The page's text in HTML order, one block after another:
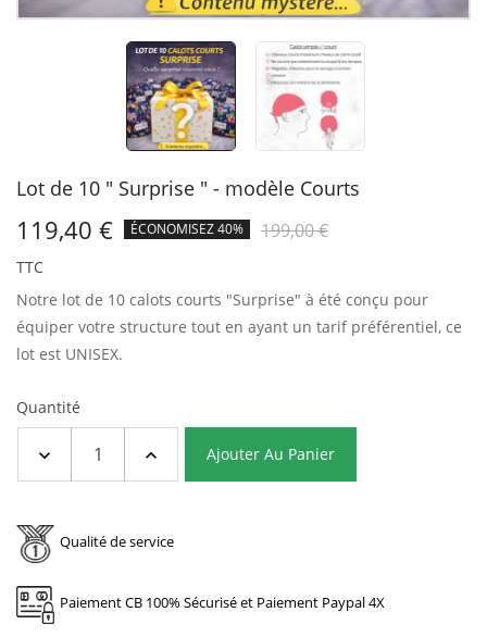
Lot de 10 " Surprise " - modèle Courts
119,40 € ÉCONOMISEZ 40% 199,00 €
TTC
Notre lot de 10 calots courts "Surprise" à été conçu pour
équiper votre structure tout en ayant un tarif préférentiel, ce
lot est UNISEX.
Quantité
Ajouter Au Panier
Qualité de service
Paiement CB 100% Sécurisé et Paiement Paypal 4X